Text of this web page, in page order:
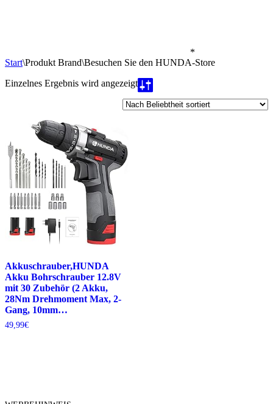
*
Start\Produkt Brand\Besuchen Sie den HUNDA-Store
Einzelnes Ergebnis wird angezeigt
Akkuschrauber,HUNDA
Akku Bohrschrauber 12.8V
mit 30 Zubehör (2 Akku,
28Nm Drehmoment Max, 2-
Gang, 10mm…
49,99€